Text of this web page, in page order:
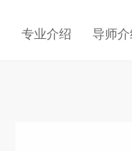
专业介绍 导师介